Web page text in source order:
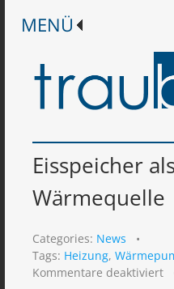
Eisspeicher
Wärmequelle
Categories: News •
Tags: Heizung,
Kommentare deaktiviert